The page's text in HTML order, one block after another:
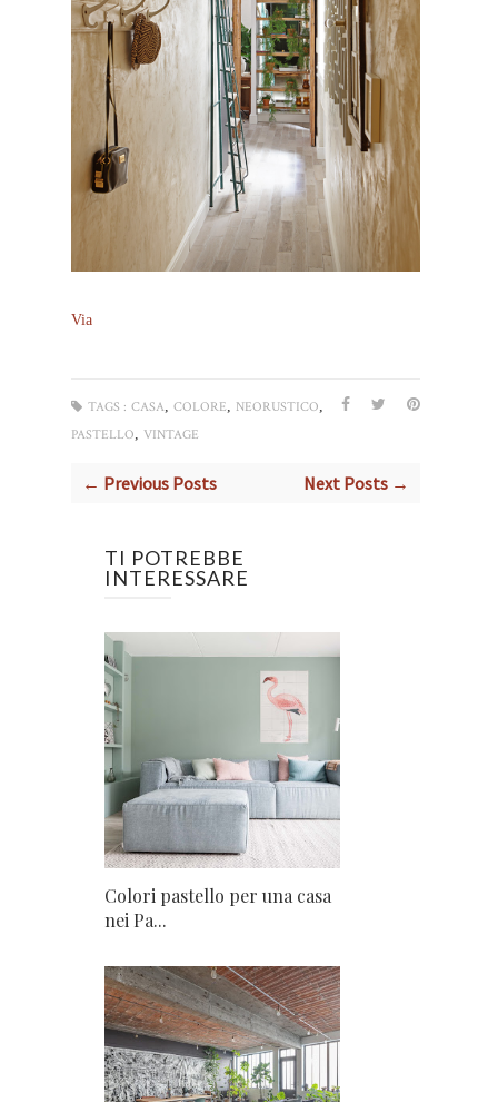
Via
TAGS : CASA COLORE NEORUSTICO
PASTELLO VINTAGE
← Previous Posts Next Posts →
TI POTREBBE
INTERESSARE
Colori pastello per una casa
nei Pa...